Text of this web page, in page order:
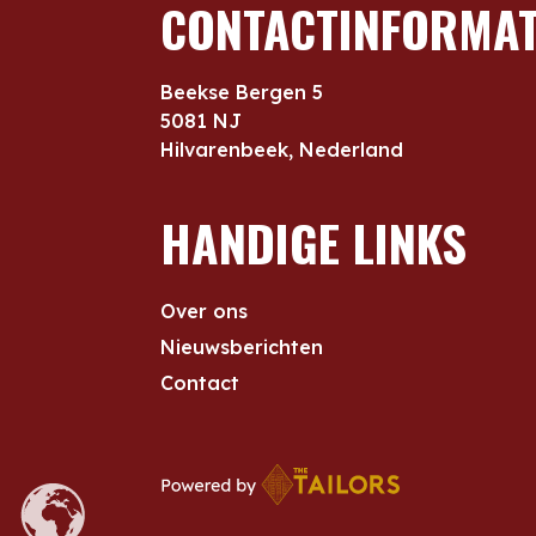
Beekse Bergen 5
5081 NJ
Hilvarenbeek, Nederland
HANDIGE LINKS
Over ons
Nieuwsberichten
Contact